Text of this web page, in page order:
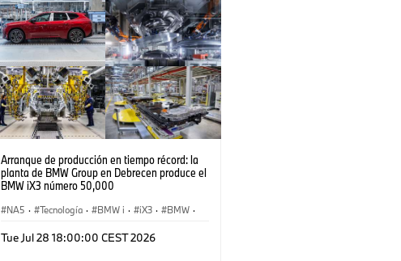
Arranque de producción en tiempo récord: la
planta de BMW Group en Debrecen produce el
BMW iX3 número 50,000
NA5 · Tecnología · BMW i · iX3 · BMW ·
Tue Jul 28 18:00:00 CEST 2026